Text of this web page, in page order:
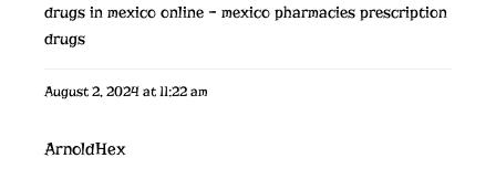
drugs in mexico online – mexico pharmacies prescription
drugs
August 2, 2024 at 11:22 am
ArnoldHex